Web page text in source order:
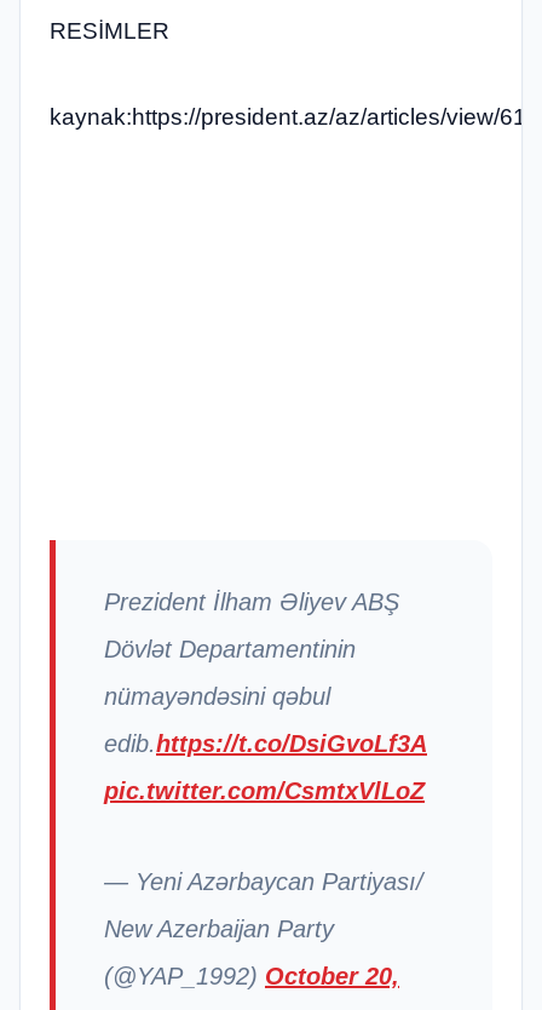
RESİMLER
kaynak:https://president.az/az/articles/view/
Prezident İlham Əliyev ABŞ
Dövlət Departamentinin
nümayəndəsini qəbul
edib.https://t.co/DsiGvoLf3A
pic.twitter.com/CsmtxVlLoZ
— Yeni Azərbaycan Partiyası/
New Azerbaijan Party
(@YAP_1992) October 20,